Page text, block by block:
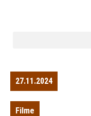
27.11.2024
Filme